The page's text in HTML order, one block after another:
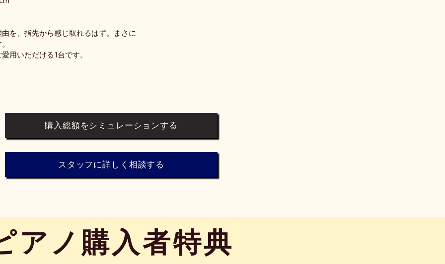
を、指先から感じ取れるはず。まさに
用いただける1台です。
購入総額をシミュレーションする
スタッフに詳しく相談する
アノ購入者特典